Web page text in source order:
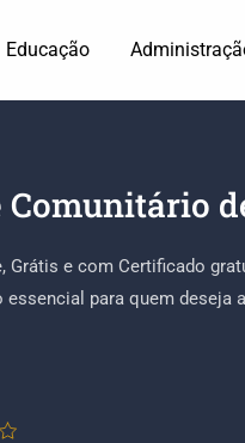
Educação
Grátis e com Certificado
para quem deseja